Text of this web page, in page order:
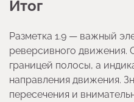
Итог
Разметка 1.9 — важный
реверсивного движения.
границей полосы, а
направления движения.
пересечения и